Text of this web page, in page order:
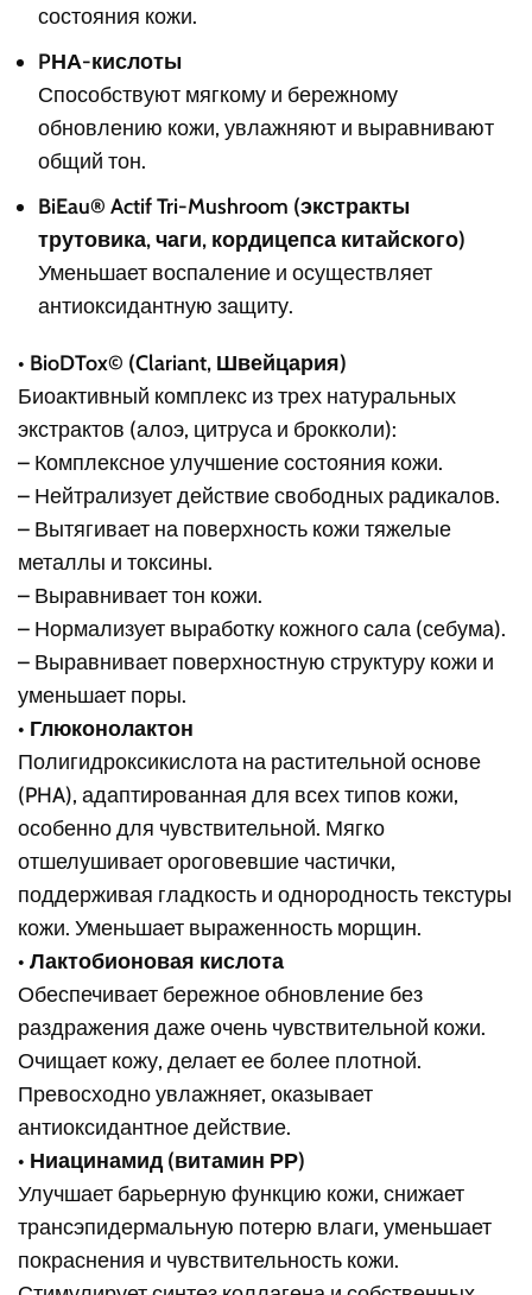
состояния кожи.
PНА-кислоты
Способствуют мягкому и бережному
обновлению кожи, увлажняют и выравнивают
общий тон.
BiEau® Actif Tri-Mushroom (экстракты
трутовика, чаги, кордицепса китайского)
Уменьшает воспаление и осуществляет
антиоксидантную защиту.
• BioDTox© (Clariant, Швейцария)
Биоактивный комплекс из трех натуральных
экстрактов (алоэ, цитруса и брокколи):
– Комплексное улучшение состояния кожи.
– Нейтрализует действие свободных радикалов.
– Вытягивает на поверхность кожи тяжелые
металлы и токсины.
– Выравнивает тон кожи.
– Нормализует выработку кожного сала (себума).
– Выравнивает поверхностную структуру кожи и
уменьшает поры.
• Глюконолактон
Полигидроксикислота на растительной основе
(PHA), адаптированная для всех типов кожи,
особенно для чувствительной. Мягко
отшелушивает ороговевшие частички,
поддерживая гладкость и однородность текстуры
кожи. Уменьшает выраженность морщин.
•Лактобионовая кислота
Обеспечивает бережное обновление без
раздражения даже очень чувствительной кожи.
Очищает кожу, делает ее более плотной.
Превосходно увлажняет, оказывает
антиоксидантное действие.
• Ниацинамид (витамин РР)
Улучшает барьерную функцию кожи, снижает
трансэпидермальную потерю влаги, уменьшает
покраснения и чувствительность кожи.